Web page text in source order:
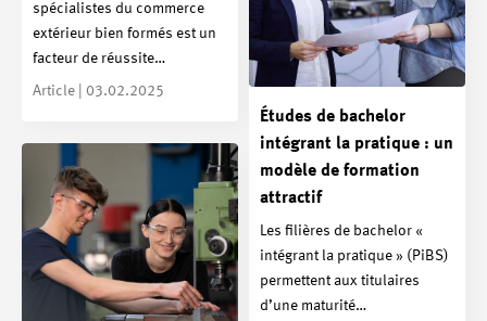
spécialistes du commerce
extérieur bien formés est un
facteur de réussite…
Article | 03.02.2025
Études de bachelor
intégrant la pratique : un
modèle de formation
attractif
Les filières de bachelor «
intégrant la pratique » (PiBS)
permettent aux titulaires
d’une maturité…